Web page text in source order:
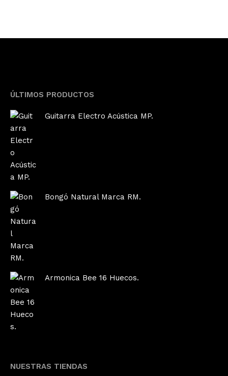
ÚLTIMOS PRODUCTOS
Guitarra Electro Acústica MP.
Bongó Natural Marca RM.
Armonica Bee 16 Huecos.
NUESTRAS TIENDAS